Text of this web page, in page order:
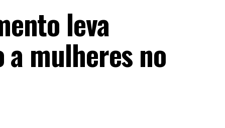
leva
mulheres no